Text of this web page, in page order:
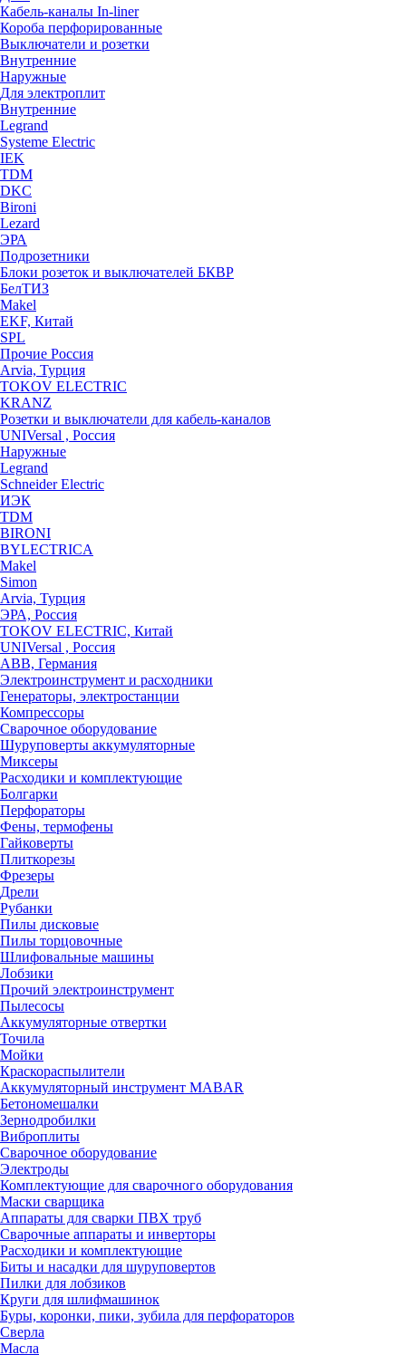
Кабель-каналы In-liner
Короба перфорированные
Выключатели и розетки
Внутренние
Наружные
Для электроплит
Внутренние
Legrand
Systeme Electric
IEK
TDM
DKC
Bironi
Lezard
ЭРА
Подрозетники
Блоки розеток и выключателей БКВР
БелТИЗ
Makel
EKF, Китай
SPL
Прочие Россия
Arvia, Турция
TOKOV ELECTRIC
KRANZ
Розетки и выключатели для кабель-каналов
UNIVersal , Россия
Наружные
Legrand
Schneider Electric
ИЭК
TDM
BIRONI
BYLECTRICA
Makel
Simon
Arvia, Турция
ЭРА, Россия
TOKOV ELECTRIC, Китай
UNIVersal , Россия
ABB, Германия
Электроинструмент и расходники
Генераторы, электростанции
Компрессоры
Сварочное оборудование
Шуруповерты аккумуляторные
Миксеры
Расходики и комплектующие
Болгарки
Перфораторы
Фены, термофены
Гайковерты
Плиткорезы
Фрезеры
Дрели
Рубанки
Пилы дисковые
Пилы торцовочные
Шлифовальные машины
Лобзики
Прочий электроинструмент
Пылесосы
Аккумуляторные отвертки
Точила
Мойки
Краскораспылители
Аккумуляторный инструмент MABAR
Бетономешалки
Зернодробилки
Виброплиты
Сварочное оборудование
Электроды
Комплектующие для сварочного оборудования
Маски сварщика
Аппараты для сварки ПВХ труб
Сварочные аппараты и инверторы
Расходики и комплектующие
Биты и насадки для шуруповертов
Пилки для лобзиков
Круги для шлифмашинок
Буры, коронки, пики, зубила для перфораторов
Сверла
Масла